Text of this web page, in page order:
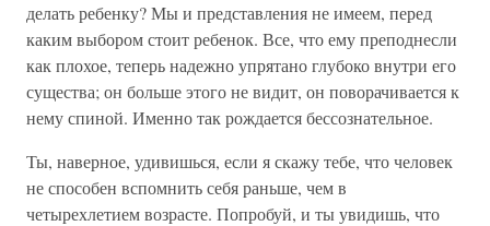
делать ребенку? Мы и представления не имеем, перед
каким выбором стоит ребенок. Все, что ему преподнесли
как плохое, теперь надежно упрятано глубоко внутри его
существа; он больше этого не видит, он поворачивается к
нему спиной. Именно так рождается бессознательное.
Ты, наверное, удивишься, если я скажу тебе, что человек
не способен вспомнить себя раньше, чем в
четырехлетием возрасте. Попробуй, и ты увидишь, что